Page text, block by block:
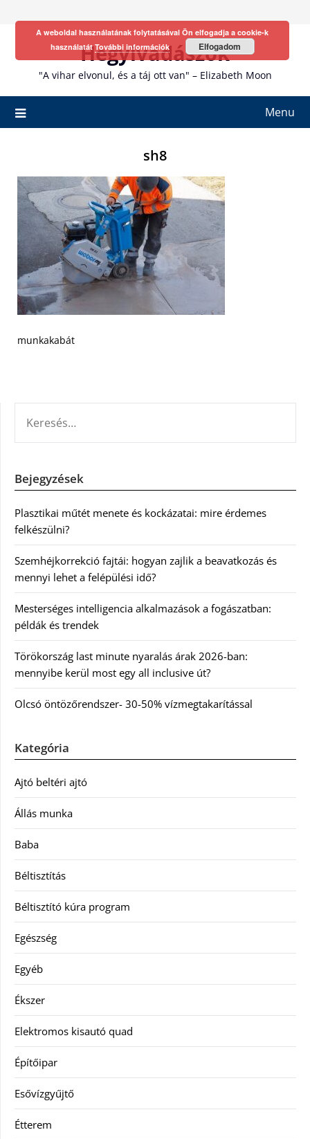
Hegyivadászok
"A vihar elvonul, és a táj ott van" – Elizabeth Moon
Menu
sh8
munkakabát
Bejegyzések
Plasztikai műtét menete és kockázatai: mire érdemes
felkészülni?
Szemhéjkorrekció fajtái: hogyan zajlik a beavatkozás és
mennyi lehet a felépülési idő?
Mesterséges intelligencia alkalmazások a fogászatban:
példák és trendek
Törökország last minute nyaralás árak 2026-ban:
mennyibe kerül most egy all inclusive út?
Olcsó öntözőrendszer- 30-50% vízmegtakarítással
Kategória
Ajtó beltéri ajtó
Állás munka
Baba
Béltisztítás
Béltisztító kúra program
Egészség
Egyéb
Ékszer
Elektromos kisautó quad
Építőipar
Esővízgyűjtő
Étterem
A weboldal használatának folytatásával Ön elfogadja a cookie-k
használatátTovábbi információk Elfogadom